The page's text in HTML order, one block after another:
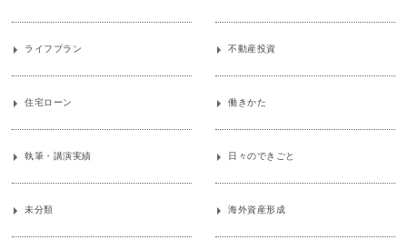
ライフプラン 不動産投資
住宅ローン 働きかた
執筆・講演実績 日々のできごと
未分類 海外資産形成